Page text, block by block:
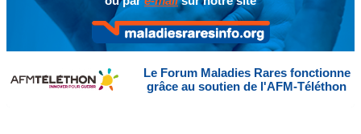
Le Forum Maladies Rares fonctionne
grâce au soutien de l'AFM-Téléthon